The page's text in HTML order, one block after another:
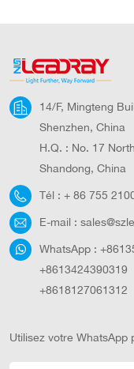
14/F, Mingteng
Shenzhen, China
H.Q. : No. 17
Shandong, China
Tél : + 86 755
E-mail :
WhatsApp :
+8613424390319
+8618127061312
Utilisez votre